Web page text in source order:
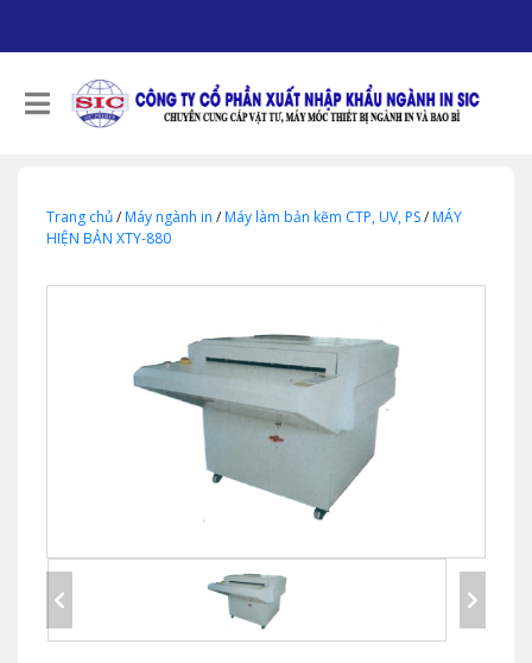
Trang chủ/Máy ngành in /Máy làm bản kẽm CTP, UV, PS/MÁY
HIỆN BẢN XTY-880